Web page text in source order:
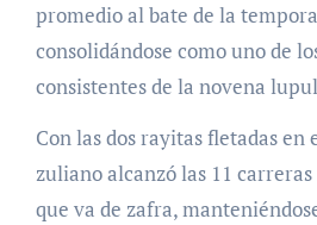
promedio al bate de la
consolidándose como uno de
consistentes de la novena
Con las dos rayitas fletadas en
zuliano alcanzó las 11
que va de zafra,